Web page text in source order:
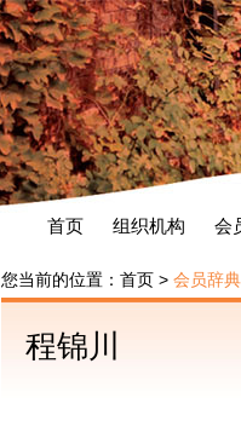
首页 组织机构 会
您当前的位置： 首页 > 会员辞典
程锦川